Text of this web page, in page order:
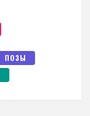
ПОЗЫ